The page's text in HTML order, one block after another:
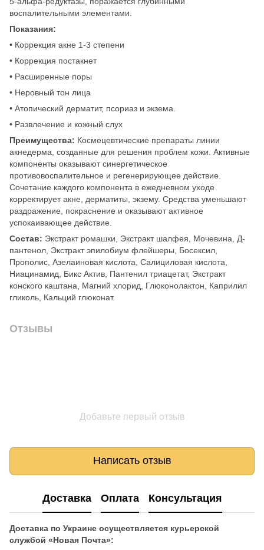
воспалительными элементами.
Показания:
• Коррекция акне 1-3 степени
• Коррекция постакнет
• Расширенные поры
• Неровный тон лица
• Атопический дерматит, псориаз и экзема.
• Развлечение и кожный слух
Преимущества: Космецевтические препараты линии
акнедерма, созданные для решения проблем кожи. Активные
компоненты оказывают синергетическое
противовоспалительное и регенерирующее действие.
Сочетание каждого компонента в ежедневном уходе
корректирует акне, дерматиты, экзему. Средства уменьшают
раздражение, покраснение и оказывают активное
успокаивающее действие.
Состав: Экстракт ромашки, Экстракт шалфея, Мочевина, Д-
пантенол, Экстракт эпилобиум флейшеры, Босексил,
Прополис, Азелаиновая кислота, Салициловая кислота,
Ниацинамид, Бикс Актив, Пантенил триацетат, Экстракт
конского каштана, Магний хлорид, Глюконолактон, Каприлил
гликоль, Кальций глюконат.
Отзывы
Добавьте первый отзыв
Написать отзыв
Доставка Оплата Консультация
Доставка по Украине осуществляется курьерской
службой «Новая Почта»: